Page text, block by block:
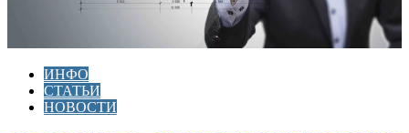
ИНФО
СТАТЬИ
НОВОСТИ